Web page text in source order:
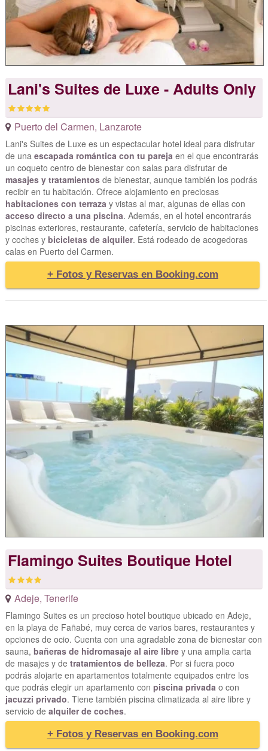
Lani's Suites de Luxe - Adults Only
Puerto del Carmen, Lanzarote
Lani's Suites de Luxe es un espectacular hotel ideal para disfrutar
de una escapada romántica con tu pareja en el que encontrarás
un coqueto centro de bienestar con salas para disfrutar de
masajes y tratamientosde bienestar, aunque también los podrás
recibir en tu habitación. Ofrece alojamiento en preciosas
habitaciones con terraza y vistas al mar, algunas de ellas con
acceso directo a una piscina. Además, en el hotel encontrarás
piscinas exteriores, restaurante, cafetería, servicio de habitaciones
y coches y bicicletas de alquiler. Está rodeado de acogedoras
calas en Puerto del Carmen.
+ Fotos y Reservas en Booking.com
Flamingo Suites Boutique Hotel
Adeje, Tenerife
Flamingo Suites es un precioso hotel boutique ubicado en Adeje,
en la playa de Fañabé, muy cerca de varios bares, restaurantes y
opciones de ocio. Cuenta con una agradable zona de bienestar con
sauna, bañeras de hidromasaje al aire librey una amplia carta
de masajes y de tratamientos de belleza. Por si fuera poco
podrás alojarte en apartamentos totalmente equipados entre los
que podrás elegir un apartamento con piscina privada o con
jacuzzi privado. Tiene también piscina climatizada al aire libre y
servicio de alquiler de coches.
+ Fotos y Reservas en Booking.com